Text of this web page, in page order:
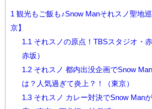
1 観光もご飯も♪Snow Manそれスノ聖地
京】
1.1 それスノの原点！TBSスタジオ・
赤坂）
1.2それスノ 都内出没企画でSnow
は？人気過ぎて炎上？！（東京）
1.3それスノ カレー対決でSnow Man